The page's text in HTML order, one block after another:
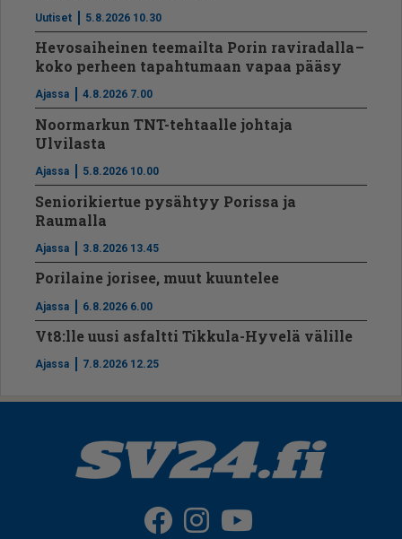
Uutiset 5.8.2026 10.30
Hevosaiheinen teemailta Porin raviradalla –
koko perheen tapahtumaan vapaa pääsy
Ajassa 4.8.2026 7.00
Noormarkun TNT-tehtaalle johtaja
Ulvilasta
Ajassa 5.8.2026 10.00
Seniorikiertue pysähtyy Porissa ja
Raumalla
Ajassa 3.8.2026 13.45
Porilaine jorisee, muut kuuntelee
Ajassa 6.8.2026 6.00
Vt8:lle uusi asfaltti Tikkula-Hyvelä välille
Ajassa 7.8.2026 12.25